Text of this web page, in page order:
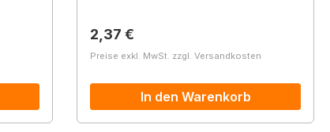
Regulärer Preis:
2,37 €
Preise exkl. MwSt. zzgl. Versandkosten
In den Warenkorb